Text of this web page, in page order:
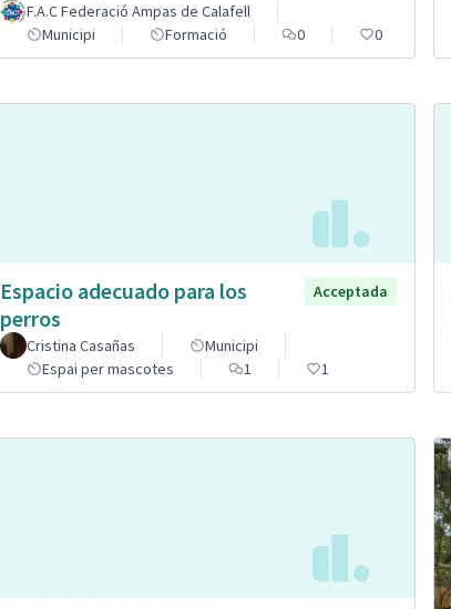
F.A.C Federació Ampas de Calafell
Municipi
Formació 0 0
Espacio adecuado para los
perros
Acceptada
Cristina Casañas
Municipi
Espai per mascotes
1 1